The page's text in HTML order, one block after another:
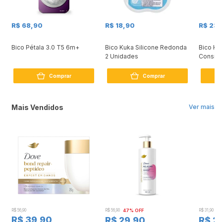
R$ 68,90
Bico Pétala 3.0 T5 6m+
Comprar
R$ 18,90
Bico Kuka Silicone Redonda
2 Unidades
Comprar
R$
Bico
Ver mais
Mais Vendidos
R$ 56,90
R$ 39,90
R$ 56,90 47% OFF R$ 31,90